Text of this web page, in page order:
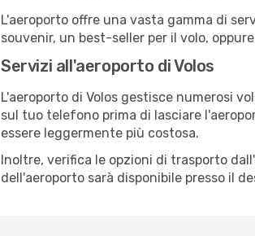
L'aeroporto offre una vasta gamma di
souvenir, un best-seller per il volo,
Servizi all'aeroporto di Volos
L'aeroporto di Volos gestisce numerosi
sul tuo telefono prima di lasciare
essere leggermente più costosa.
Inoltre, verifica le opzioni di trasporto
dell'aeroporto sarà disponibile presso il